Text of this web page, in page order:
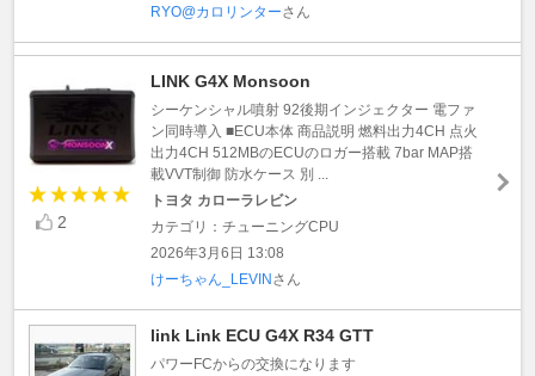
RYO@カロリンターさん
2
LINK G4X Monsoon
シーケンシャル噴射 92後期インジェクター 電ファ
ン同時導入 ■ECU本体 商品説明 燃料出力4CH 点火
出力4CH 512MBのECUのロガー搭載 7bar MAP搭
載VVT制御 防水ケース 別 ...
トヨタ カローラレビン
カテゴリ：チューニングCPU
2026年3月6日 13:08
けーちゃん_LEVINさん
link Link ECU G4X R34 GTT
パワーFCからの交換になります